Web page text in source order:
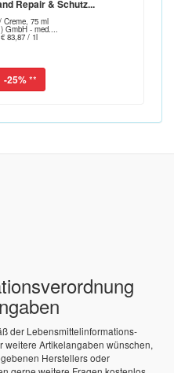
Repair & Schutz...
Creme, 75 ml
GmbH - med....
83,87 / 1l
-25%**
der Lebensmittel­informations­
weitere Artikelangaben wünschen,
Herstellers oder